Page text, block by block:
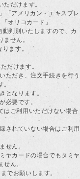
だけます。
「アメリカン・エキスプレ
オリコカード」
判別いたしますので、カ
せん。
ます。
だけます。
ただき、注文手続きを行う
となります。
必要です。
はご利用いただけない場合
されていない場合はご利用
せん。
ヤカードの場合でもタミヤ
ん。
でお願いします。